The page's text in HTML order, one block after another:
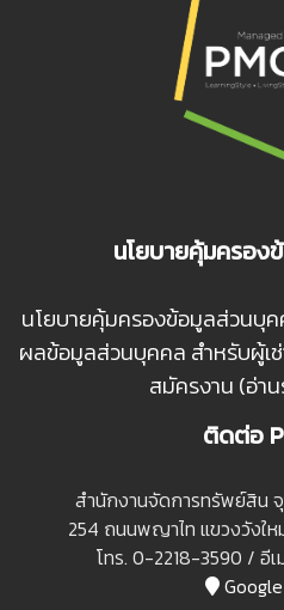
นโยบายคุ้มครอ
นโยบายคุ้มครองข้อมูลส่วนบุค
ผลข้อมูลส่วนบุคคล สำหรับผู้เ
สมัครงาน (อ่า
ติดต่อ
สํานักงานจัดการทรัพย์สิน
254 ถนนพญาไท แขวงวังใ
โทร. 0-2218-3590 / อี